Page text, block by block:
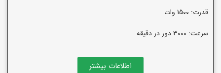
قدرت: 1500 وات
سرعت: 3000 دور در دقیقه
اطلاعات بیشتر